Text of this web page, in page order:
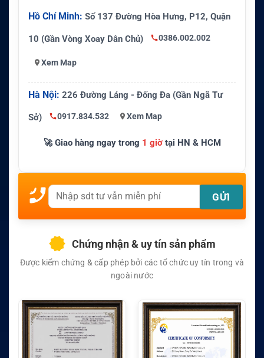
Hồ Chí Minh: Số 137 Đường Hòa Hưng, P12, Quận
10 (Gần Vòng Xoay Dân Chủ) 0386.002.002
Xem Map
Hà Nội: 226 Đường Láng - Đống Đa (Gần Ngã Tư
Sở) 0917.834.532 Xem Map
🚀 Giao hàng ngay trong 1 giờtại HN & HCM
Chứng nhận & uy tín sản phẩm
Được kiểm chứng & cấp phép bởi các tổ chức uy tín trong và
ngoài nước